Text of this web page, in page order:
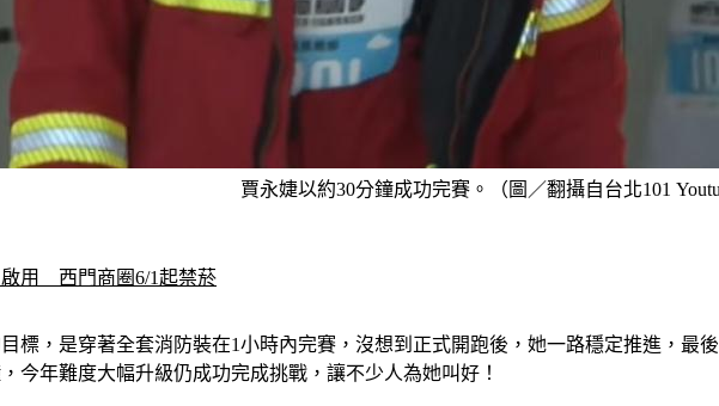
賈永婕以約30分鐘成功完賽。（圖／翻攝自台北101
用　西門商圈6/1起禁菸
標，是穿著全套消防裝在1小時內完賽，沒想到正式開跑後，她一路穩定推進，最
今年難度大幅升級仍成功完成挑戰，讓不少人為她叫好！